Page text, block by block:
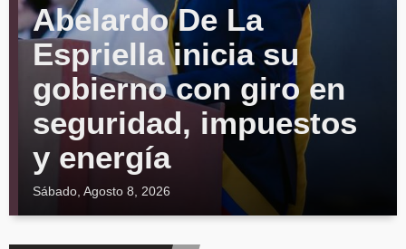
Abelardo De La
Espriella inicia su
gobierno con giro en
seguridad, impuestos
y energía
Sábado, Agosto 8, 2026